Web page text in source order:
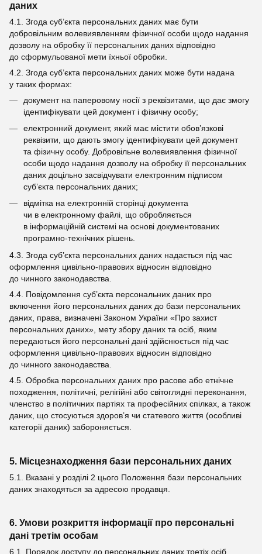
даних
4.1. Згода суб’єкта персональних даних має бути
добровільним волевиявленням фізичної особи щодо надання
дозволу на обробку її персональних даних відповідно
до сформульованої мети їхньої обробки.
4.2. Згода суб’єкта персональних даних може бути надана
у таких формах:
документ на паперовому носії з реквізитами, що дає змогу
ідентифікувати цей документ і фізичну особу;
електронний документ, який має містити обов’язкові
реквізити, що дають змогу ідентифікувати цей документ
та фізичну особу. Добровільне волевиявлення фізичної
особи щодо надання дозволу на обробку її персональних
даних доцільно засвідчувати електронним підписом
суб’єкта персональних даних;
відмітка на електронній сторінці документа
чи в електронному файлі, що обробляється
в інформаційній системі на основі документованих
програмно-технічних рішень.
4.3. Згода суб’єкта персональних даних надається під час
оформлення цивільно-правових відносин відповідно
до чинного законодавства.
4.4. Повідомлення суб’єкта персональних даних про
включення його персональних даних до бази персональних
даних, права, визначені Законом України «Про захист
персональних даних», мету збору даних та осіб, яким
передаються його персональні дані здійснюється під час
оформлення цивільно-правових відносин відповідно
до чинного законодавства.
4.5. Обробка персональних даних про расове або етнічне
походження, політичні, релігійні або світоглядні переконання,
членство в політичних партіях та професійних спілках, а також
даних, що стосуються здоров’я чи статевого життя (особливі
категорії даних) забороняється.
5. Місцезнаходження бази персональних даних
5.1. Вказані у розділі 2 цього Положення бази персональних
даних знаходяться за адресою продавця.
6. Умови розкриття інформації про персональні
дані третім особам
6.1. Порядок доступу до персональних даних третіх осіб